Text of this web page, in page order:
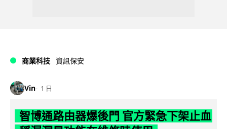
商業科技 資訊保安
Vin 1 日
智博通路由器爆後門 官方緊急下架止血